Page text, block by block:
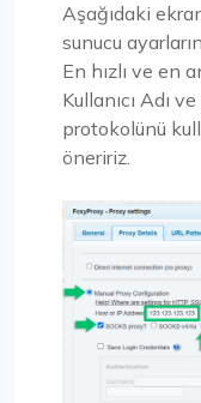
Aşağıdaki
sunucu
En hızlı ve en
Kullanıcı Adı
protokolünü
öneririz.